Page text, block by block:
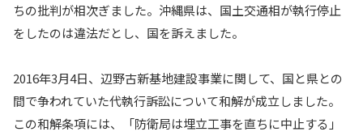
ちの批判が相次ぎました。沖縄県は、国土交通相が執行停止
をしたのは違法だとし、国を訴えました。
2016年3月4日、辺野古新基地建設事業に関して、国と県との
間で争われていた代執行訴訟について和解が成立しました。
この和解条項には、「防衛局は埋立工事を直ちに中止する」